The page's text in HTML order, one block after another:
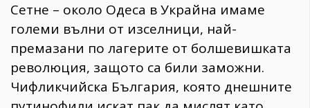
Сетне – около Одеса в Украйна имаме
големи вълни от изселници, най-
премазани по лагерите от болшевишката
революция, защото са били заможни.
Чифликчийска България, която днешните